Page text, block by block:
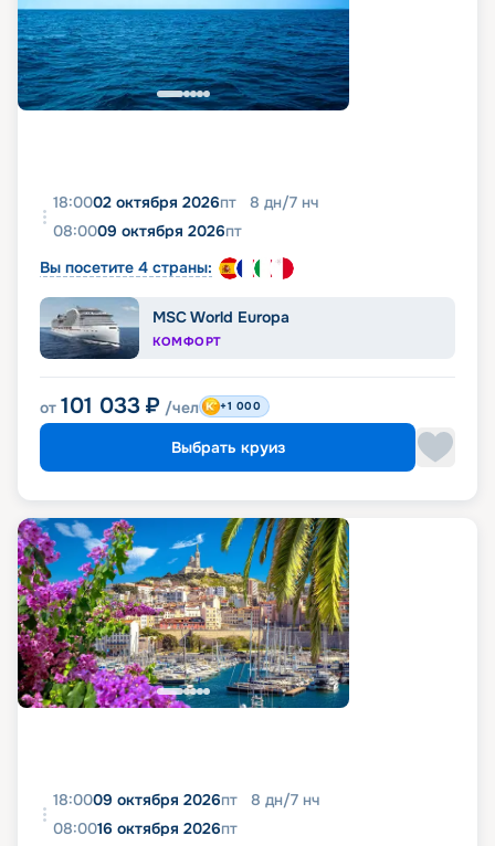
18:0002 октября 2026пт 8 дн/7 нч
08:0009 октября 2026пт
Вы посетите 4 страны:
MSC World Europa
КОМФОРТ
от 101 033 ₽ /чел +1 000
Выбрать круиз
18:0009 октября 2026пт 8 дн/7 нч
08:0016 октября 2026пт